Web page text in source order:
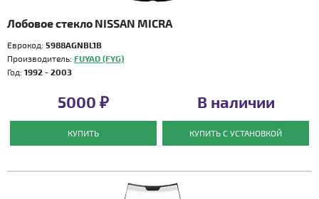
Лобовое стекло NISSAN MICRA
Еврокод: 5988AGNBL1B
Производитель: FUYAO (FYG)
Год: 1992 - 2003
5000 ₽
КУПИТЬ
В наличии
КУПИТЬ С УСТАНОВКОЙ